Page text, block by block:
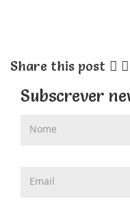
Share this post
Subscrever